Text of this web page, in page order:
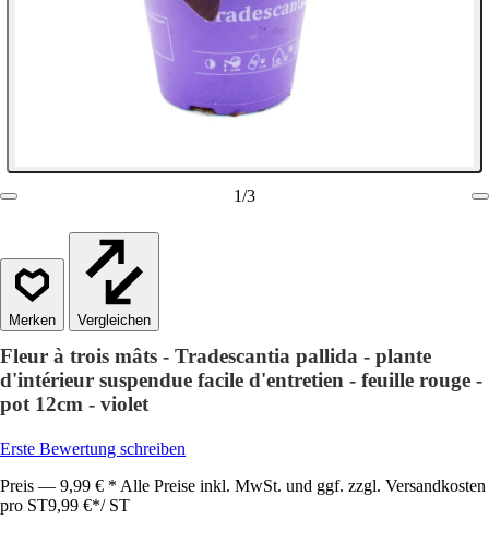
1/3
Vergleichen
Fleur à trois mâts - Tradescantia pallida - plante
d'intérieur suspendue facile d'entretien - feuille rouge -
pot 12cm - violet
Erste Bewertung schreiben
Preis — 9,99 € * Alle Preise inkl. MwSt. und ggf. zzgl. Versandkosten
pro ST9,99 €*/ ST